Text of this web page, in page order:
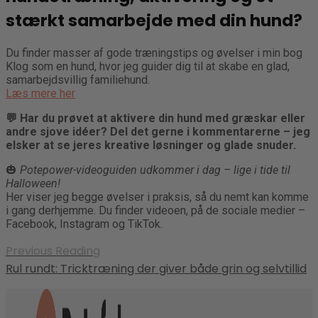
stærkt samarbejde med din hund?
Du finder masser af gode træningstips og øvelser i min bog
Klog som en hund, hvor jeg guider dig til at skabe en glad,
samarbejdsvillig familiehund.
Læs mere her
💬 Har du prøvet at aktivere din hund med græskar eller
andre sjove idéer? Del det gerne i kommentarerne – jeg
elsker at se jeres kreative løsninger og glade snuder.
🎃 Potepower-videoguiden udkommer i dag – lige i tide til
Halloween!
Her viser jeg begge øvelser i praksis, så du nemt kan komme
i gang derhjemme. Du finder videoen, på de sociale medier –
Facebook, Instagram og TikTok.
Previous Reading
Rul rundt: Tricktræning der giver både grin og selvtillid